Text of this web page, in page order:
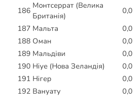
186
Монтсеррат (Велика
Британія)
0,0
187 Мальта 0,0
188 Оман 0,0
189 Мальдіви 0,0
190 Ніуе (Нова Зеландія) 0,0
191 Нігер 0,0
192 Вануату 0,0